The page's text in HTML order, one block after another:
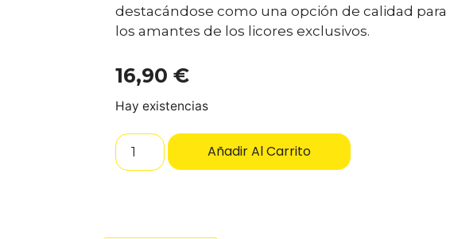
destacándose como una opción de calidad para
los amantes de los licores exclusivos.
16,90 €
Hay existencias
Añadir Al Carrito